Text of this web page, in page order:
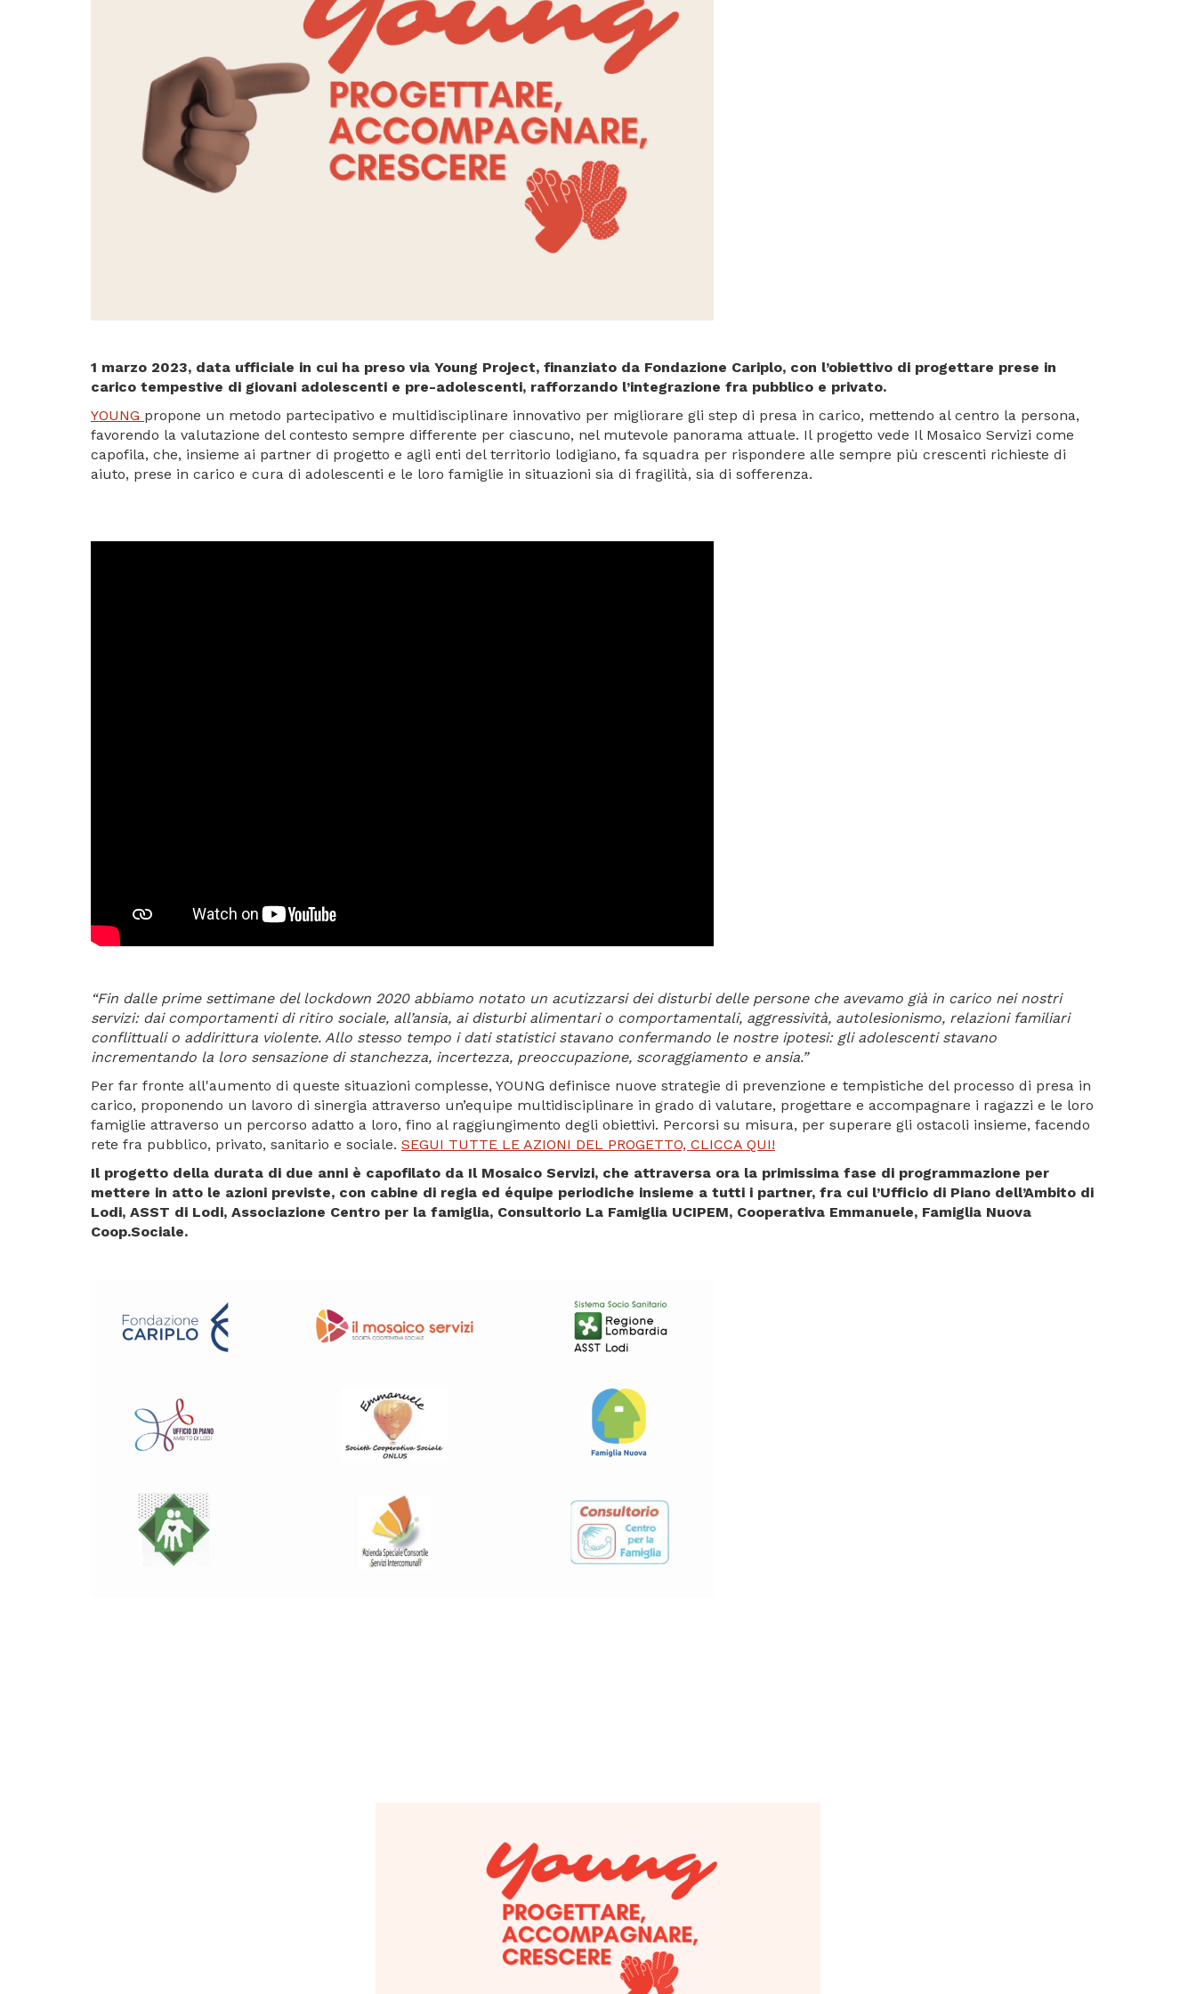
1 marzo 2023, data ufficiale in cui ha preso via Young Project, finanziato da Fondazione Cariplo, con l’obiettivo di progettare prese in
carico tempestive di giovani adolescenti e pre-adolescenti, rafforzando l’integrazione fra pubblico e privato.
YOUNG propone un metodo partecipativo e multidisciplinare innovativo per migliorare gli step di presa in carico, mettendo al centro la persona,
favorendo la valutazione del contesto sempre differente per ciascuno, nel mutevole panorama attuale. Il progetto vede Il Mosaico Servizi come
capofila, che, insieme ai partner di progetto e agli enti del territorio lodigiano, fa squadra per rispondere alle sempre più crescenti richieste di
aiuto, prese in carico e cura di adolescenti e le loro famiglie in situazioni sia di fragilità, sia di sofferenza.
“Fin dalle prime settimane del lockdown 2020 abbiamo notato un acutizzarsi dei disturbi delle persone che avevamo già in carico nei nostri
servizi: dai comportamenti di ritiro sociale, all’ansia, ai disturbi alimentari o comportamentali, aggressività, autolesionismo, relazioni familiari
conflittuali o addirittura violente. Allo stesso tempo i dati statistici stavano confermando le nostre ipotesi: gli adolescenti stavano
incrementando la loro sensazione di stanchezza, incertezza, preoccupazione, scoraggiamento e ansia.”
Per far fronte all'aumento di queste situazioni complesse, YOUNG definisce nuove strategie di prevenzione e tempistiche del processo di presa in
carico, proponendo un lavoro di sinergia attraverso un’equipe multidisciplinare in grado di valutare, progettare e accompagnare i ragazzi e le loro
famiglie attraverso un percorso adatto a loro, fino al raggiungimento degli obiettivi. Percorsi su misura, per superare gli ostacoli insieme, facendo
rete fra pubblico, privato, sanitario e sociale. SEGUI TUTTE LE AZIONI DEL PROGETTO, CLICCA QUI!
Il progetto della durata di due anni è capofilato da Il Mosaico Servizi, che attraversa ora la primissima fase di programmazione per
mettere in atto le azioni previste, con cabine di regia ed équipe periodiche insieme a tutti i partner, fra cui l’Ufficio di Piano dell’Ambito di
Lodi, ASST di Lodi, Associazione Centro per la famiglia, Consultorio La Famiglia UCIPEM, Cooperativa Emmanuele, Famiglia Nuova
Coop.Sociale.